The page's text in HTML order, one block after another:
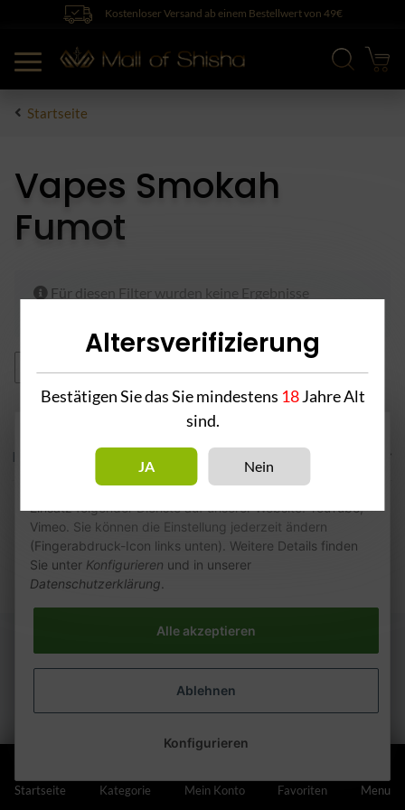
Kostenloser Versand ab einem Bestellwert von 49€
Startseite
Vapes Smokah
Fumot
x
Für diesen Filter wurden keine Ergebnisse
Alle Filter zurücksetzen
Wie wir Cookies & Co nutzen
Durch Klicken auf „Alle akzeptieren“ gestatten Sie den
Einsatz folgender Dienste auf unserer Website: YouTube,
Vimeo. Sie können die Einstellung jederzeit ändern
(Fingerabdruck-Icon links unten). Weitere Details finden
Sie unter Konfigurieren und in unserer
Datenschutzerklärung.
Alle akzeptieren
Ablehnen
Konfigurieren
Kategorien
Startseite Kategorie Mein Konto Favoriten Menu
Altersverifizierung
Bestätigen Sie das Sie mindestens 18Jahre Alt
sind.
JA Nein